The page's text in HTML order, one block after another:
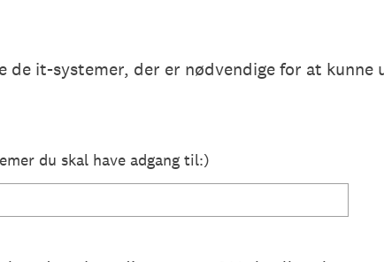
de it-systemer, der er nødvendige for at kunne
du skal have adgang til:)